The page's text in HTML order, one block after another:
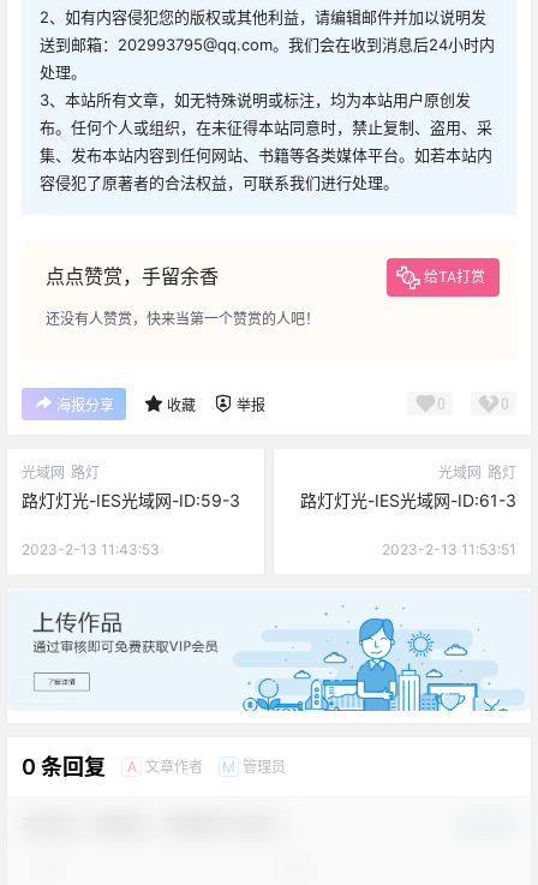
2、如有内容侵犯您的版权或其他利益，请编辑邮件并加以说明发
送到邮箱：202993795@qq.com。我们会在收到消息后24小时内
处理。
3、本站所有文章，如无特殊说明或标注，均为本站用户原创发
布。任何个人或组织，在未征得本站同意时，禁止复制、盗用、采
集、发布本站内容到任何网站、书籍等各类媒体平台。如若本站内
容侵犯了原著者的合法权益，可联系我们进行处理。
点点赞赏，手留余香 给TA打赏
还没有人赞赏，快来当第一个赞赏的人吧！
海报分享 收藏 举报 0 0
光域网 路灯
路灯灯光-IES光域网-ID:59-3
2023-2-13 11:43:53
光域网 路灯
路灯灯光-IES光域网-ID:61-3
2023-2-13 11:53:51
广告
0 条回复 A 文章作者 M 管理员